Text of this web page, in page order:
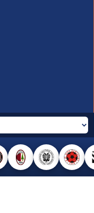
Sfiris